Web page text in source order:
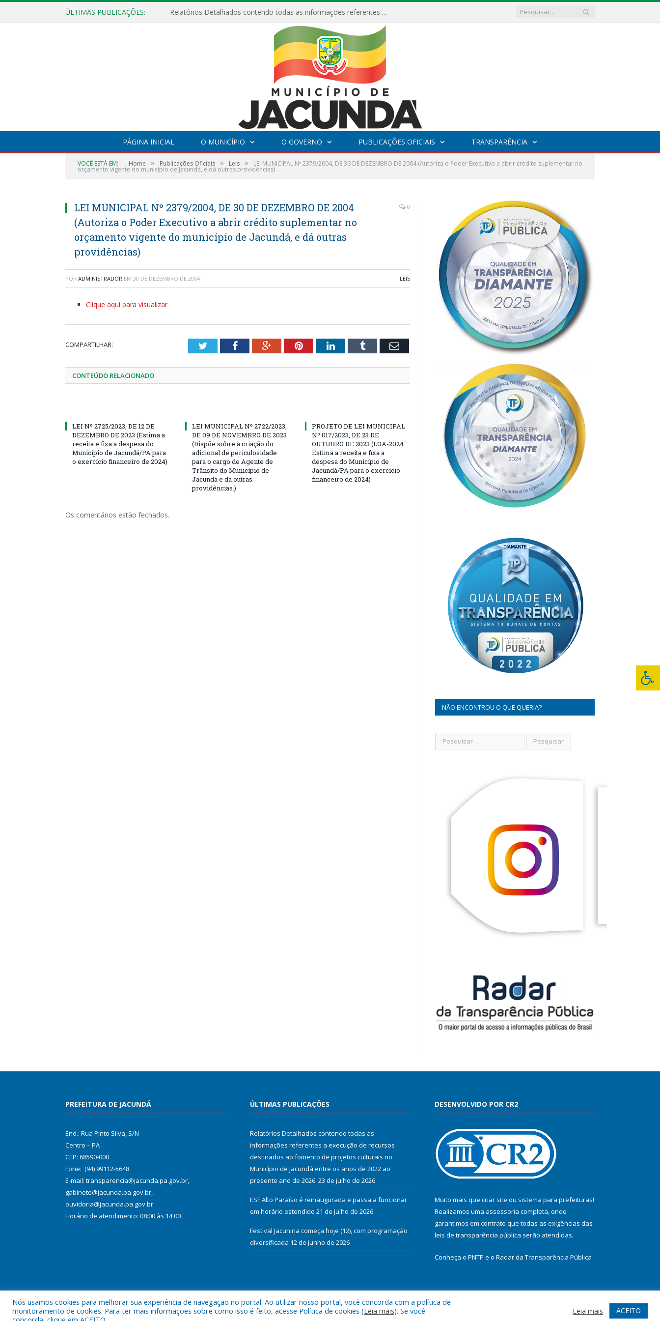
ÚLTIMAS PUBLICAÇÕES: Relatórios Detalhados contendo todas as informações referentes a execução de recursos destinados ao fomento de projetos culturais no Município de Jacundá entre os anos de 2022 ao presente ano de 2026.
PÁGINA INICIAL O MUNICÍPIO O GOVERNO PUBLICAÇÕES OFICIAIS TRANSPARÊNCIA
VOCÊ ESTÁ EM: Home » Publicações Oficiais » Leis » LEI MUNICIPAL Nº 2379/2004, DE 30 DE DEZEMBRO DE 2004 (Autoriza o Poder Executivo a abrir crédito suplementar no
orçamento vigente do município de Jacundá, e dá outras providências)
LEI MUNICIPAL Nº 2379/2004, DE 30 DE DEZEMBRO DE 2004
(Autoriza o Poder Executivo a abrir crédito suplementar no
orçamento vigente do município de Jacundá, e dá outras
providências)
0
POR ADMINISTRADOR EM 30 DE DEZEMBRO DE 2004 LEIS
Clique aqui para visualizar
COMPARTILHAR: TwitterFacebookGoogle+PinterestLinkedInTumblr Email
CONTEÚDO RELACIONADO
LEI Nº 2725/2023, DE 12 DE
DEZEMBRO DE 2023 (Estima a
receita e fixa a despesa do
Município de Jacundá/PA para
o exercício financeiro de 2024)
LEI MUNICIPAL Nº 2722/2023,
DE 09 DE NOVEMBRO DE 2023
(Dispõe sobre a criação do
adicional de periculosidade
para o cargo de Agente de
Trânsito do Município de
Jacundá e dá outras
providências.)
PROJETO DE LEI MUNICIPAL
Nº 017/2023, DE 23 DE
OUTUBRO DE 2023 (LOA-2024
Estima a receita e fixa a
despesa do Município de
Jacundá/PA para o exercício
financeiro de 2024)
Os comentários estão fechados.
NÃO ENCONTROU O QUE QUERIA?
PREFEITURA DE JACUNDÁ
End.: Rua Pinto Silva, S/N
Centro – PA
CEP: 68590-000
Fone: (94) 99112-5648
E-mail: transparencia@jacunda.pa.gov.br,
gabinete@jacunda.pa.gov.br,
ouvidoria@jacunda.pa.gov.br
Horário de atendimento: 08:00 às 14:00
ÚLTIMAS PUBLICAÇÕES
Relatórios Detalhados contendo todas as
informações referentes a execução de recursos
destinados ao fomento de projetos culturais no
Município de Jacundá entre os anos de 2022 ao
presente ano de 2026. 23 de julho de 2026
ESF Alto Paraíso é reinaugurada e passa a funcionar
em horário estendido 21 de julho de 2026
Festival Jacunina começa hoje (12), com programação
diversificada 12 de junho de 2026
DESENVOLVIDO POR CR2
Muito mais que criar site ou sistema para prefeituras!
Realizamos uma assessoria completa, onde
garantimos em contrato que todas as exigências das
leis de transparência pública serão atendidas.
Conheça o PNTP e o Radar da Transparência Pública
Todos os direitos reservados a Prefeitura Municipal de Jacundá. Mapa do Site Acessar Webmail
Nós usamos cookies para melhorar sua experiência de navegação no portal. Ao utilizar nosso portal, você concorda com a política de
monitoramento de cookies. Para ter mais informações sobre como isso é feito, acesse Política de cookies (Leia mais). Se você
Leia mais ACEITO